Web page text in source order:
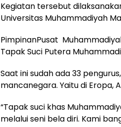
Kegiatan tersebut
Universitas Muhammadiyah
PimpinanPusat
Tapak Suci Putera
Saat ini sudah ada 33
mancanegara. Yaitu di Eropa,
“Tapak suci khas
melalui seni bela diri. Kami